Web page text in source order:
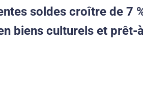
soldes croître de 7
biens culturels et prêt-